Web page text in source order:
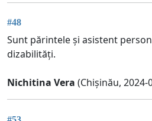
#48
Sunt părintele și asistent
dizabilități.
Nichitina Vera (Chișinău, 2024-